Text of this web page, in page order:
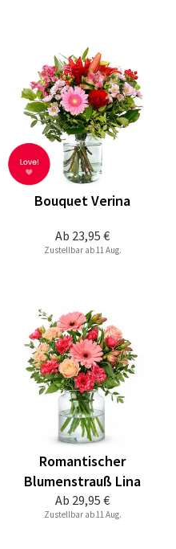
Ab 23,95 €
Bouquet Verina
Zustellbar ab 11 Aug.
Ab 29,95 €
Romantischer
Blumenstrauß Lina
Zustellbar ab 11 Aug.